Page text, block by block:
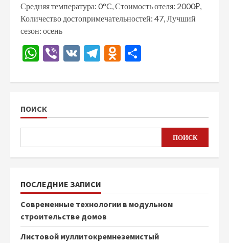
Средняя температура: 0°C, Стоимость отеля: 2000₽,
Количество достопримечательностей: 47, Лучший
сезон: осень
WhatsApp
Viber
VK Telegram
Odnoklassniki
ПОИСК
ПОИСК
ПОСЛЕДНИЕ ЗАПИСИ
Современные технологии в модульном
строительстве домов
Листовой муллитокремнеземистый